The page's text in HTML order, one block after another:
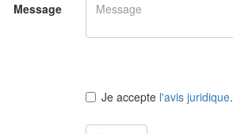
Message
Je acceptel'avis juridique.